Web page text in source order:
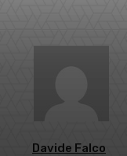
Davide Falco